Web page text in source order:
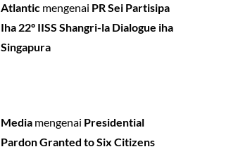
Atlantic mengenai PR Sei Partisipa
Iha 22º IISS Shangri-la Dialogue iha
Singapura
Media mengenai Presidential
Pardon Granted to Six Citizens